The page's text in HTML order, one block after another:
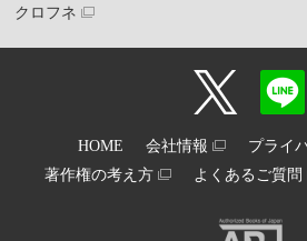
クロフネ
HOME 会社情報
プライ
著作権の考え方
よくあるご質問